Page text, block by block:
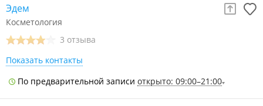
Эдем
Косметология
3 отзыва
Показать контакты
По предварительной записи открыто: 09:00–21:00